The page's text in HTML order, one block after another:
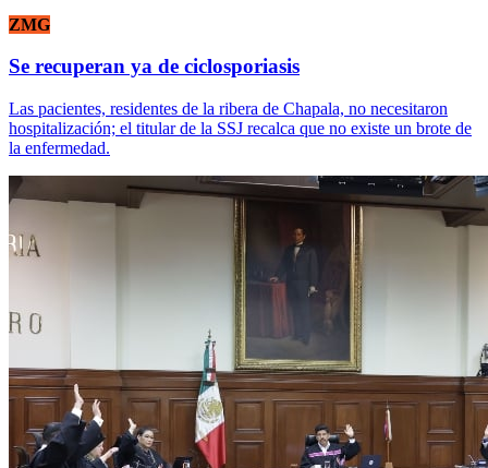
ZMG
Se recuperan ya de ciclosporiasis
Las pacientes, residentes de la ribera de Chapala, no necesitaron
hospitalización; el titular de la SSJ recalca que no existe un brote de
la enfermedad.